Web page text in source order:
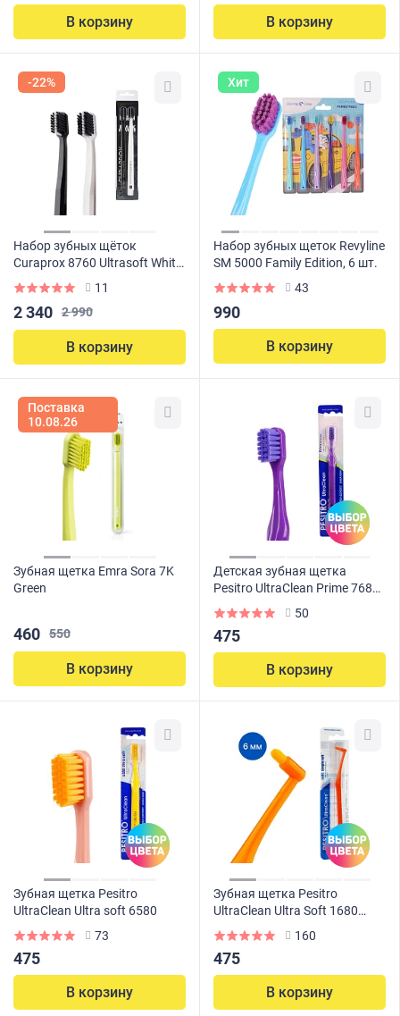
В корзину В корзину
-22%
Набор зубных щёток
Curaprox 8760 Ultrasoft White
is Black
11
2 990
2 340
В корзину
Хит
Набор зубных щеток Revyline
SM 5000 Family Edition, 6 шт.
43
990
В корзину
Поставка
10.08.26
Зубная щетка Emra Sora 7K
Green
550
460
В корзину
Детская зубная щетка
Pesitro UltraClean Prime 7680
(с 3 лет)
50
475
В корзину
Зубная щетка Pesitro
UltraClean Ultra soft 6580
73
475
В корзину
Зубная щетка Pesitro
UltraClean Ultra Soft 1680
Single Tuft монопучковая
(6мм)
160
475
В корзину